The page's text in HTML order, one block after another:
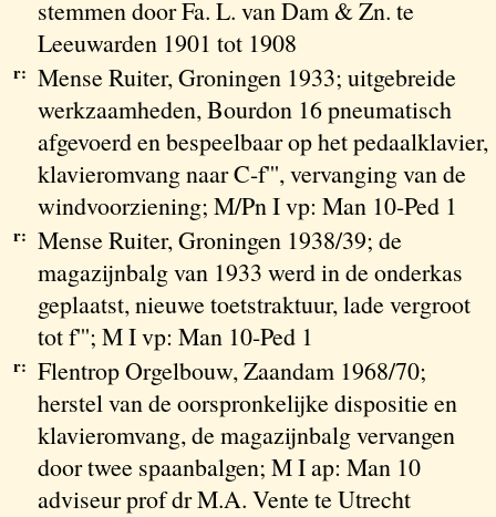
stemmen door Fa. L. van Dam & Zn. te
Leeuwarden 1901 tot 1908
r: Mense Ruiter, Groningen 1933; uitgebreide
werkzaamheden, Bourdon 16 pneumatisch
afgevoerd en bespeelbaar op het pedaalklavier,
klavieromvang naar C-f''', vervanging van de
windvoorziening; M/Pn I vp: Man 10-Ped 1
r: Mense Ruiter, Groningen 1938/39; de
magazijnbalg van 1933 werd in de onderkas
geplaatst, nieuwe toetstraktuur, lade vergroot
tot f'''; M I vp: Man 10-Ped 1
r: Flentrop Orgelbouw, Zaandam 1968/70;
herstel van de oorspronkelijke dispositie en
klavieromvang, de magazijnbalg vervangen
door twee spaanbalgen; M I ap: Man 10
adviseur prof dr M.A. Vente te Utrecht